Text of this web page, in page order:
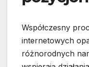
Współczesny
internetowych
różnorodnych